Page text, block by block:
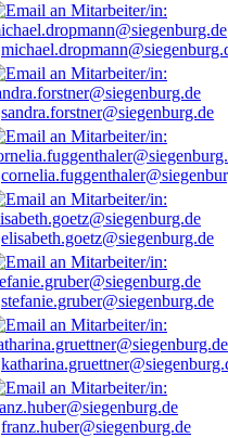
sandra.forstner@siegenburg.de
elisabeth.goetz@siegenburg.de
stefanie.gruber@siegenburg.de
franz.huber@siegenburg.de